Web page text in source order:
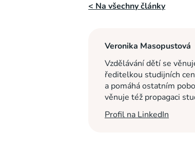
< Na všechny články
Veronika Masopustová
Vzdělávání dětí se
ředitelkou studijních
a pomáhá ostatním
věnuje též propagaci
Profil na LinkedIn